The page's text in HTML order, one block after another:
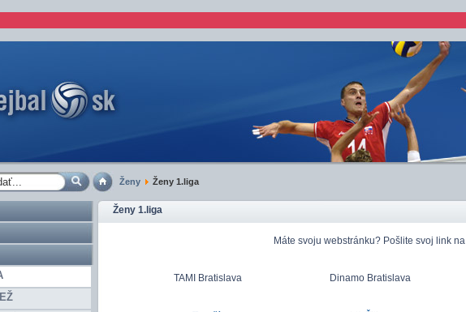
Ženy Ženy 1.liga
Ženy 1.liga
Máte svoju webstránku? Pošlite svoj link na
TAMI Bratislava Dinamo Bratislava